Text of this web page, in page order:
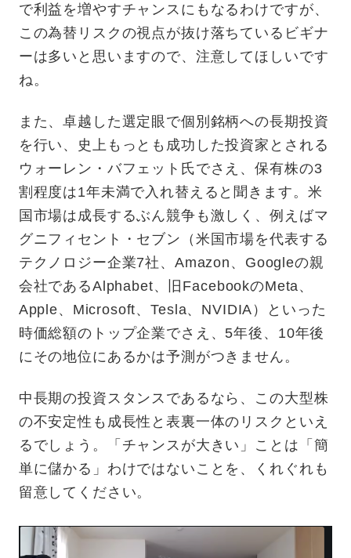
で利益を増やすチャンスにもなるわけですが、
この為替リスクの視点が抜け落ちているビギナ
ーは多いと思いますので、注意してほしいです
ね。
また、卓越した選定眼で個別銘柄への長期投資
を行い、史上もっとも成功した投資家とされる
ウォーレン・バフェット氏でさえ、保有株の3
割程度は1年未満で入れ替えると聞きます。米
国市場は成長するぶん競争も激しく、例えばマ
グニフィセント・セブン（米国市場を代表する
テクノロジー企業7社、Amazon、Googleの親
会社であるAlphabet、旧FacebookのMeta、
Apple、Microsoft、Tesla、NVIDIA）といった
時価総額のトップ企業でさえ、5年後、10年後
にその地位にあるかは予測がつきません。
中長期の投資スタンスであるなら、この大型株
の不安定性も成長性と表裏一体のリスクといえ
るでしょう。「チャンスが大きい」ことは「簡
単に儲かる」わけではないことを、くれぐれも
留意してください。